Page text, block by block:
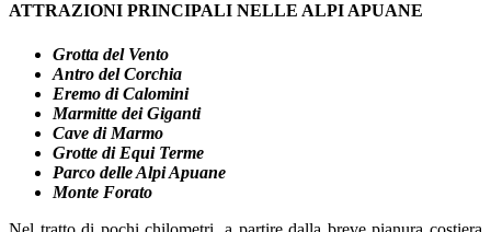
ATTRAZIONI PRINCIPALI NELLE ALPI APUANE
Grotta del Vento
Antro del Corchia
Eremo di Calomini
Marmitte dei Giganti
Cave di Marmo
Grotte di Equi Terme
Parco delle Alpi Apuane
Monte Forato